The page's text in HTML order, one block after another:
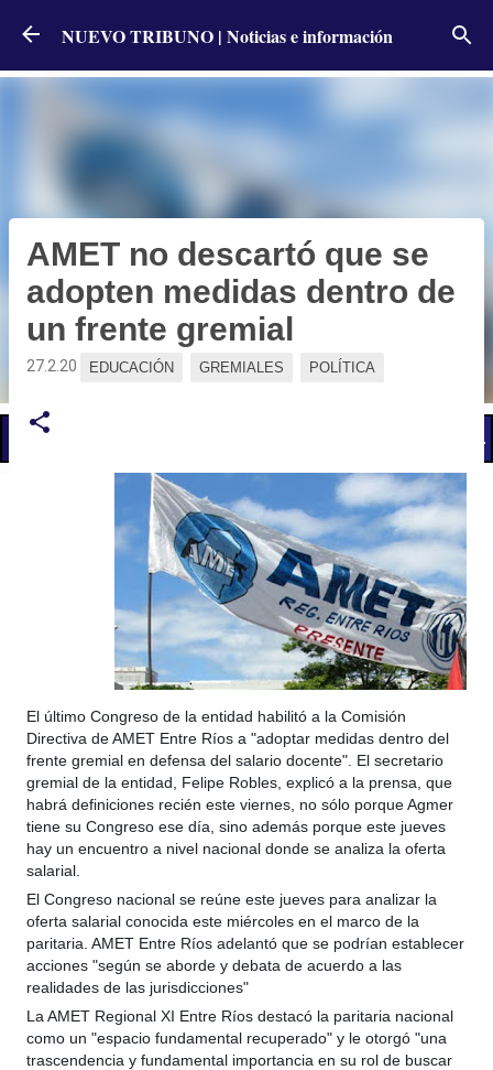
Ir al contenido principal
NUEVO TRIBUNO | Noticias e información
📢 LO ÚLTIMO
AMET no descartó que se
adopten medidas dentro de
un frente gremial
27.2.20 EDUCACIÓN GREMIALES POLÍTICA
El último Congreso de la entidad habilitó a la Comisión
Directiva de AMET Entre Ríos a "adoptar medidas dentro del
frente gremial en defensa del salario docente". El secretario
gremial de la entidad, Felipe Robles, explicó a la prensa, que
habrá definiciones recién este viernes, no sólo porque Agmer
tiene su Congreso ese día, sino además porque este jueves
hay un encuentro a nivel nacional donde se analiza la oferta
salarial.
El Congreso nacional se reúne este jueves para analizar la
oferta salarial conocida este miércoles en el marco de la
paritaria. AMET Entre Ríos adelantó que se podrían establecer
acciones "según se aborde y debata de acuerdo a las
realidades de las jurisdicciones"
La AMET Regional XI Entre Ríos destacó la paritaria nacional
como un "espacio fundamental recuperado" y le otorgó "una
trascendencia y fundamental importancia en su rol de buscar